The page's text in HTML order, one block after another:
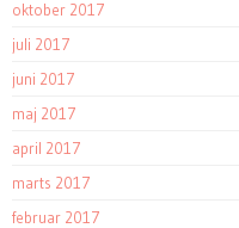
oktober 2017
juli 2017
juni 2017
maj 2017
april 2017
marts 2017
februar 2017